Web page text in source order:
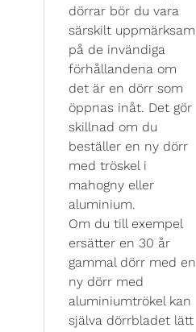
dörrar bör du vara
särskilt uppmärksam
på de invändiga
förhållandena om
det är en dörr som
öppnas inåt. Det gör
skillnad om du
beställer en ny dörr
med tröskel i
mahogny eller
aluminium.
Om du till exempel
ersätter en 30 år
gammal dörr med en
ny dörr med
aluminiumtrökel kan
själva dörrbladet lätt